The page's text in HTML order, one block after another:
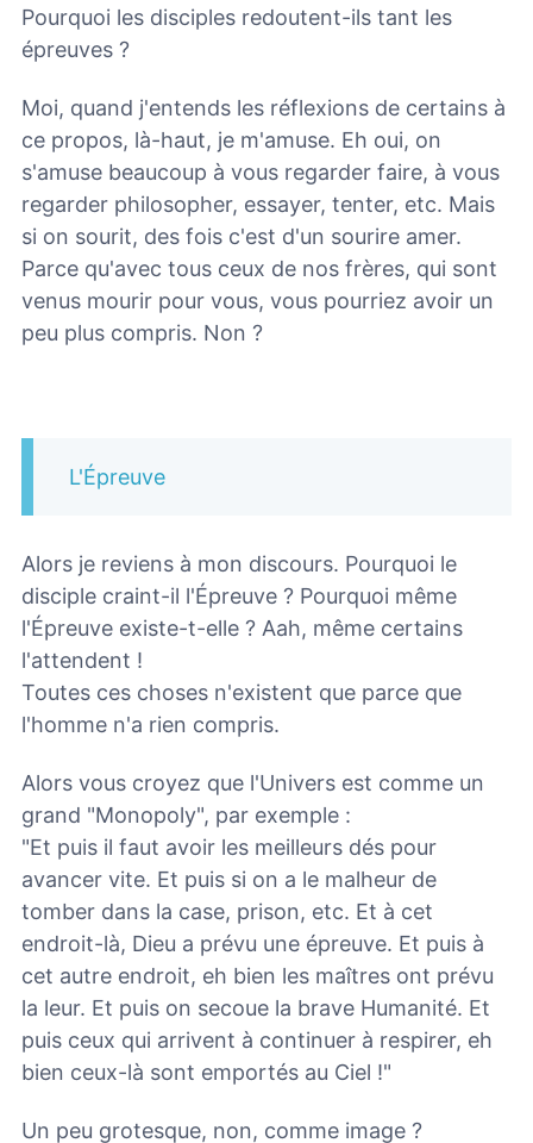
Pourquoi les disciples redoutent-ils tant les
épreuves ?
Moi, quand j'entends les réflexions de certains à
ce propos, là-haut, je m'amuse. Eh oui, on
s'amuse beaucoup à vous regarder faire, à vous
regarder philosopher, essayer, tenter, etc. Mais
si on sourit, des fois c'est d'un sourire amer.
Parce qu'avec tous ceux de nos frères, qui sont
venus mourir pour vous, vous pourriez avoir un
peu plus compris. Non ?
L'Épreuve
Alors je reviens à mon discours. Pourquoi le
disciple craint-il l'Épreuve ? Pourquoi même
l'Épreuve existe-t-elle ? Aah, même certains
l'attendent !
Toutes ces choses n'existent que parce que
l'homme n'a rien compris.
Alors vous croyez que l'Univers est comme un
grand "Monopoly", par exemple :
"Et puis il faut avoir les meilleurs dés pour
avancer vite. Et puis si on a le malheur de
tomber dans la case, prison, etc. Et à cet
endroit-là, Dieu a prévu une épreuve. Et puis à
cet autre endroit, eh bien les maîtres ont prévu
la leur. Et puis on secoue la brave Humanité. Et
puis ceux qui arrivent à continuer à respirer, eh
bien ceux-là sont emportés au Ciel !"
Un peu grotesque, non, comme image ?